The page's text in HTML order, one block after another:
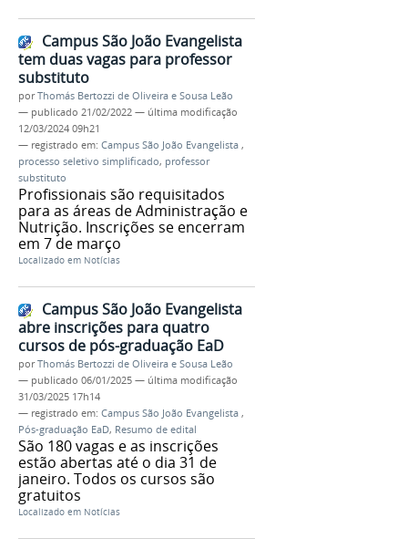
Campus São João Evangelista
tem duas vagas para professor
substituto
porThomás Bertozzi de Oliveira e Sousa Leão
— publicado 21/02/2022 — última modificação
12/03/2024 09h21
— registrado em: Campus São João Evangelista ,
processo seletivo simplificado, professor
substituto
Profissionais são requisitados
para as áreas de Administração e
Nutrição. Inscrições se encerram
em 7 de março
Localizado em Notícias
Campus São João Evangelista
abre inscrições para quatro
cursos de pós-graduação EaD
porThomás Bertozzi de Oliveira e Sousa Leão
— publicado 06/01/2025 — última modificação
31/03/2025 17h14
— registrado em: Campus São João Evangelista ,
Pós-graduação EaD, Resumo de edital
São 180 vagas e as inscrições
estão abertas até o dia 31 de
janeiro. Todos os cursos são
gratuitos
Localizado em Notícias